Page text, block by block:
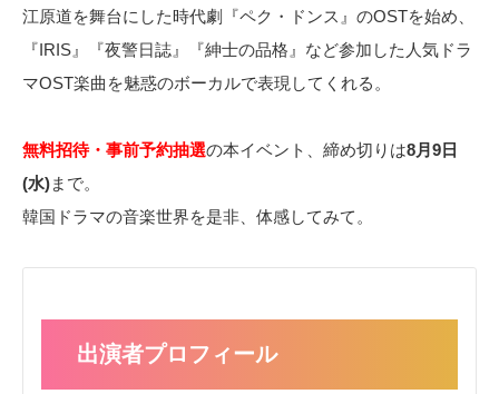
江原道を舞台にした時代劇『ペク・ドンス』のOSTを始め、
『IRIS』『夜警日誌』『紳士の品格』など参加した人気ドラ
マOST楽曲を魅惑のボーカルで表現してくれる。
無料招待・事前予約抽選の本イベント、締め切りは8月9日
(水)まで。
韓国ドラマの音楽世界を是非、体感してみて。
出演者プロフィール